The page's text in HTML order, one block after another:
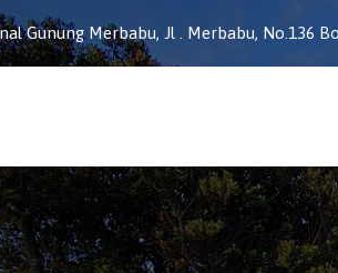
Gunung Merbabu, Jl . Merbabu, No.136